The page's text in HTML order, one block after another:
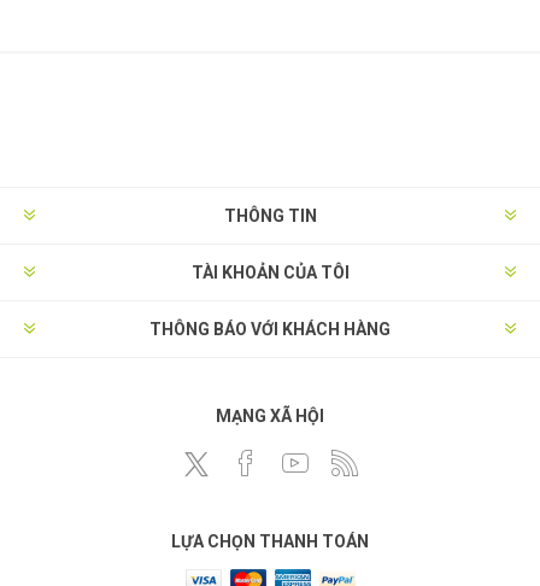
THÔNG TIN
TÀI KHOẢN CỦA TÔI
THÔNG BÁO VỚI KHÁCH HÀNG
MẠNG XÃ HỘI
LỰA CHỌN THANH TOÁN